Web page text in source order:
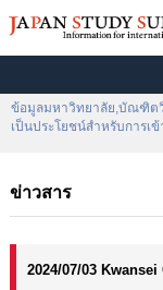
ข้อมูลมหาวิทยาลัย,บัณฑิต
เป็นประโยชน์สำหรับการเ
ข่าวสาร
2024/07/03